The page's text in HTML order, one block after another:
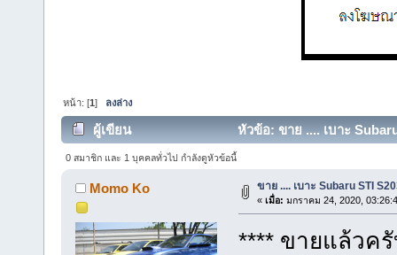
หน้า: [1] ลงล่าง
ผู้เขียน หัวข้อ: ขาย .... เบาะ
0 สมาชิก และ 1 บุคคลทั่วไป กำลังดูหัวข้อนี้
Momo Ko ขาย .... เบาะ Subaru STI
« เมื่อ: มกราคม 24, 2020,
**** ขายแล้วครั